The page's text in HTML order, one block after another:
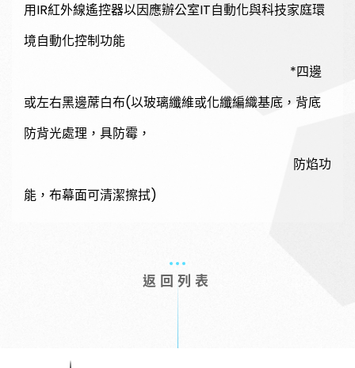
用IR紅外線遙控器以因應辦公室IT自動化與科技家庭環
境自動化控制功能
*四邊
或左右黑邊蓆白布(以玻璃纖維或化纖編織基底，背底
防背光處理，具防霉，
防焰功
能，布幕面可清潔擦拭)
返回列表